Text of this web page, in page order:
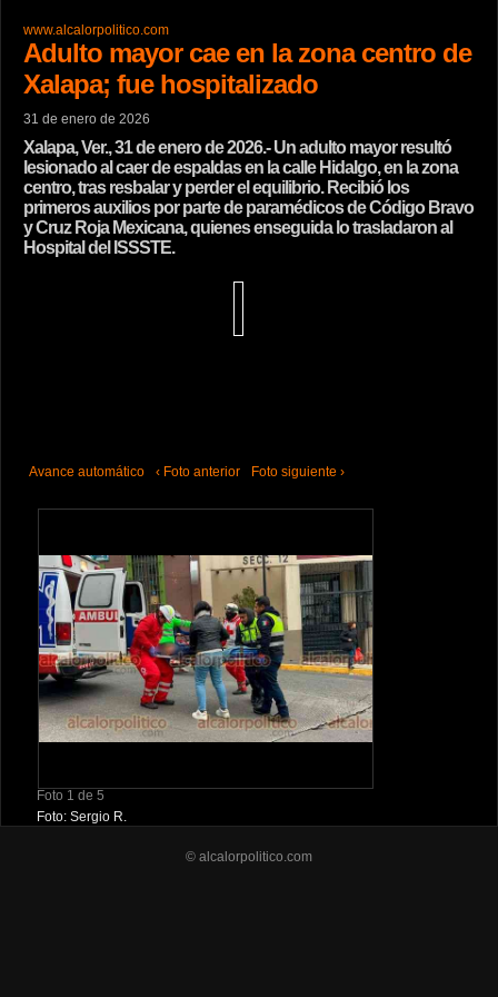
www.alcalorpolitico.com
Adulto mayor cae en la zona centro de
Xalapa; fue hospitalizado
31 de enero de 2026
Xalapa, Ver., 31 de enero de 2026.- Un adulto mayor resultó
lesionado al caer de espaldas en la calle Hidalgo, en la zona
centro, tras resbalar y perder el equilibrio. Recibió los
primeros auxilios por parte de paramédicos de Código Bravo
y Cruz Roja Mexicana, quienes enseguida lo trasladaron al
Hospital del ISSSTE.
Avance automático ‹ Foto anterior Foto siguiente ›
Foto 1 de 5
Foto: Sergio R.
© alcalorpolitico.com